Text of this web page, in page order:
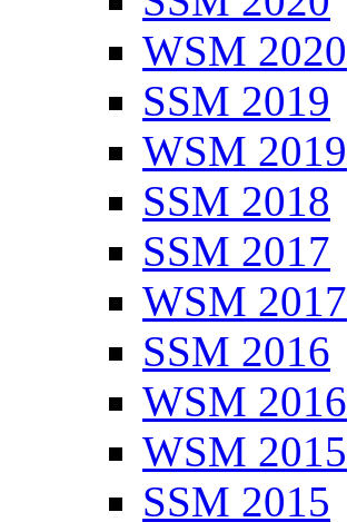
WSM 2020
SSM 2019
WSM 2019
SSM 2018
SSM 2017
WSM 2017
SSM 2016
WSM 2016
WSM 2015
SSM 2015